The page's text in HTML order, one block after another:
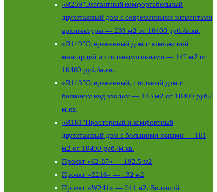
«R239″Элегантный комфортабельный
двухэтажный дом с современными элементами
архитектуры — 239 м2 от 10400 руб./м.кв.
«R149″Современный дом с компактной
мансардой и стильными окнами — 149 м2 от
10400 руб./м.кв.
«R143″Современный, стильный дом с
балконом над входом — 143 м2 от 10400 руб./
м.кв.
«R181″Просторный и комфортный
двухэтажный дом с большими окнами — 181
м2 от 10400 руб./м.кв.
Проект «62-87» — 192.5 м2
Проект «Z216» — 132 м2
Проект «W241» — 241 м2. Большой